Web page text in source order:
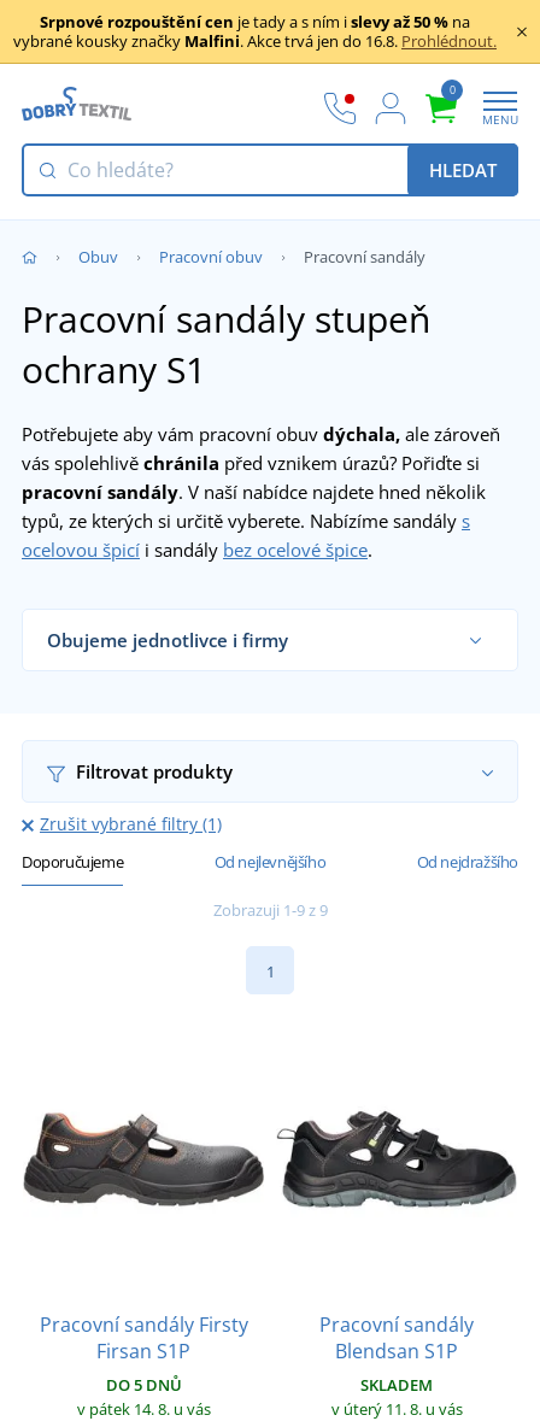
Srpnové rozpouštění cen je tady a s ním islevy až 50 % na
vybrané kousky značky Malfini. Akce trvá jen do 16.8. Prohlédnout.
0
MENU
HLEDAT
Obuv Pracovní obuv Pracovní sandály
Pracovní sandály stupeň
ochrany S1
Potřebujete aby vám pracovní obuv dýchala, ale zároveň
vás spolehlivě chránila před vznikem úrazů? Pořiďte si
pracovní sandály. V naší nabídce najdete hned několik
typů, ze kterých si určitě vyberete. Nabízíme sandály s
ocelovou špicí i sandály bez ocelové špice.
Obujeme jednotlivce i firmy
Filtrovat produkty
Zrušit vybrané filtry (1)
Doporučujeme Od nejlevnějšího Od nejdražšího
Zobrazuji 1-9 z 9
1
Pracovní sandály Firsty
Firsan S1P
DO 5 DNŮ
v pátek 14. 8. u vás
Pracovní sandály
Blendsan S1P
SKLADEM
v úterý 11. 8. u vás